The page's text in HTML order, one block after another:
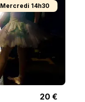
Mercredi 14h30
20 €